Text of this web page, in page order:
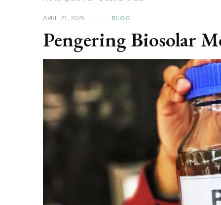
APRIL 21, 2025 BLOG
Pengering Biosolar